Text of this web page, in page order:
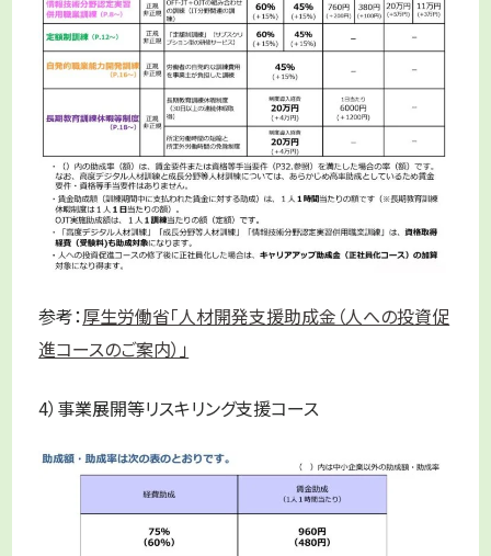
参考：厚生労働省「人材開発支援助成金（人への投資促
進コースのご案内）」
4）事業展開等リスキリング支援コース